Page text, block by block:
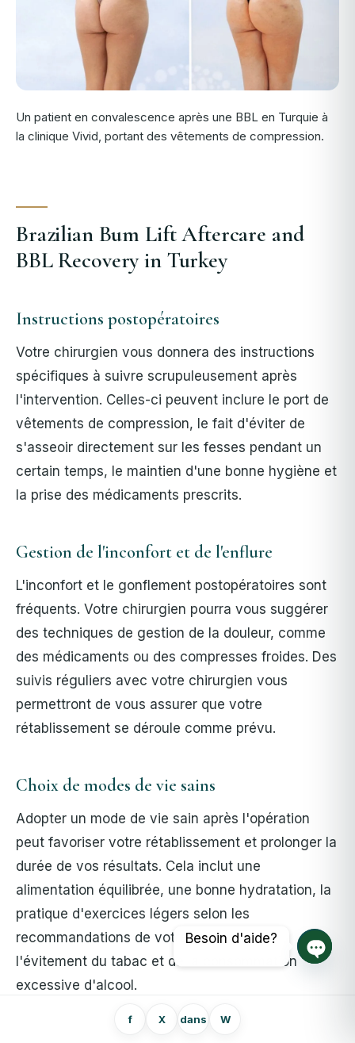
f X dans W
Un patient en convalescence après une BBL en Turquie à
la clinique Vivid, portant des vêtements de compression.
Brazilian Bum Lift Aftercare and
BBL Recovery in Turkey
Instructions postopératoires
Votre chirurgien vous donnera des instructions
spécifiques à suivre scrupuleusement après
l'intervention. Celles-ci peuvent inclure le port de
vêtements de compression, le fait d'éviter de
s'asseoir directement sur les fesses pendant un
certain temps, le maintien d'une bonne hygiène et
la prise des médicaments prescrits.
Gestion de l'inconfort et de l'enflure
L'inconfort et le gonflement postopératoires sont
fréquents. Votre chirurgien pourra vous suggérer
des techniques de gestion de la douleur, comme
des médicaments ou des compresses froides. Des
suivis réguliers avec votre chirurgien vous
permettront de vous assurer que votre
rétablissement se déroule comme prévu.
Choix de modes de vie sains
Adopter un mode de vie sain après l'opération
peut favoriser votre rétablissement et prolonger la
durée de vos résultats. Cela inclut une
alimentation équilibrée, une bonne hydratation, la
pratique d'exercices légers selon les
recommandations de votre chirurgien et
l'évitement du tabac et de la consommation
excessive d'alcool.
Besoin d'aide?